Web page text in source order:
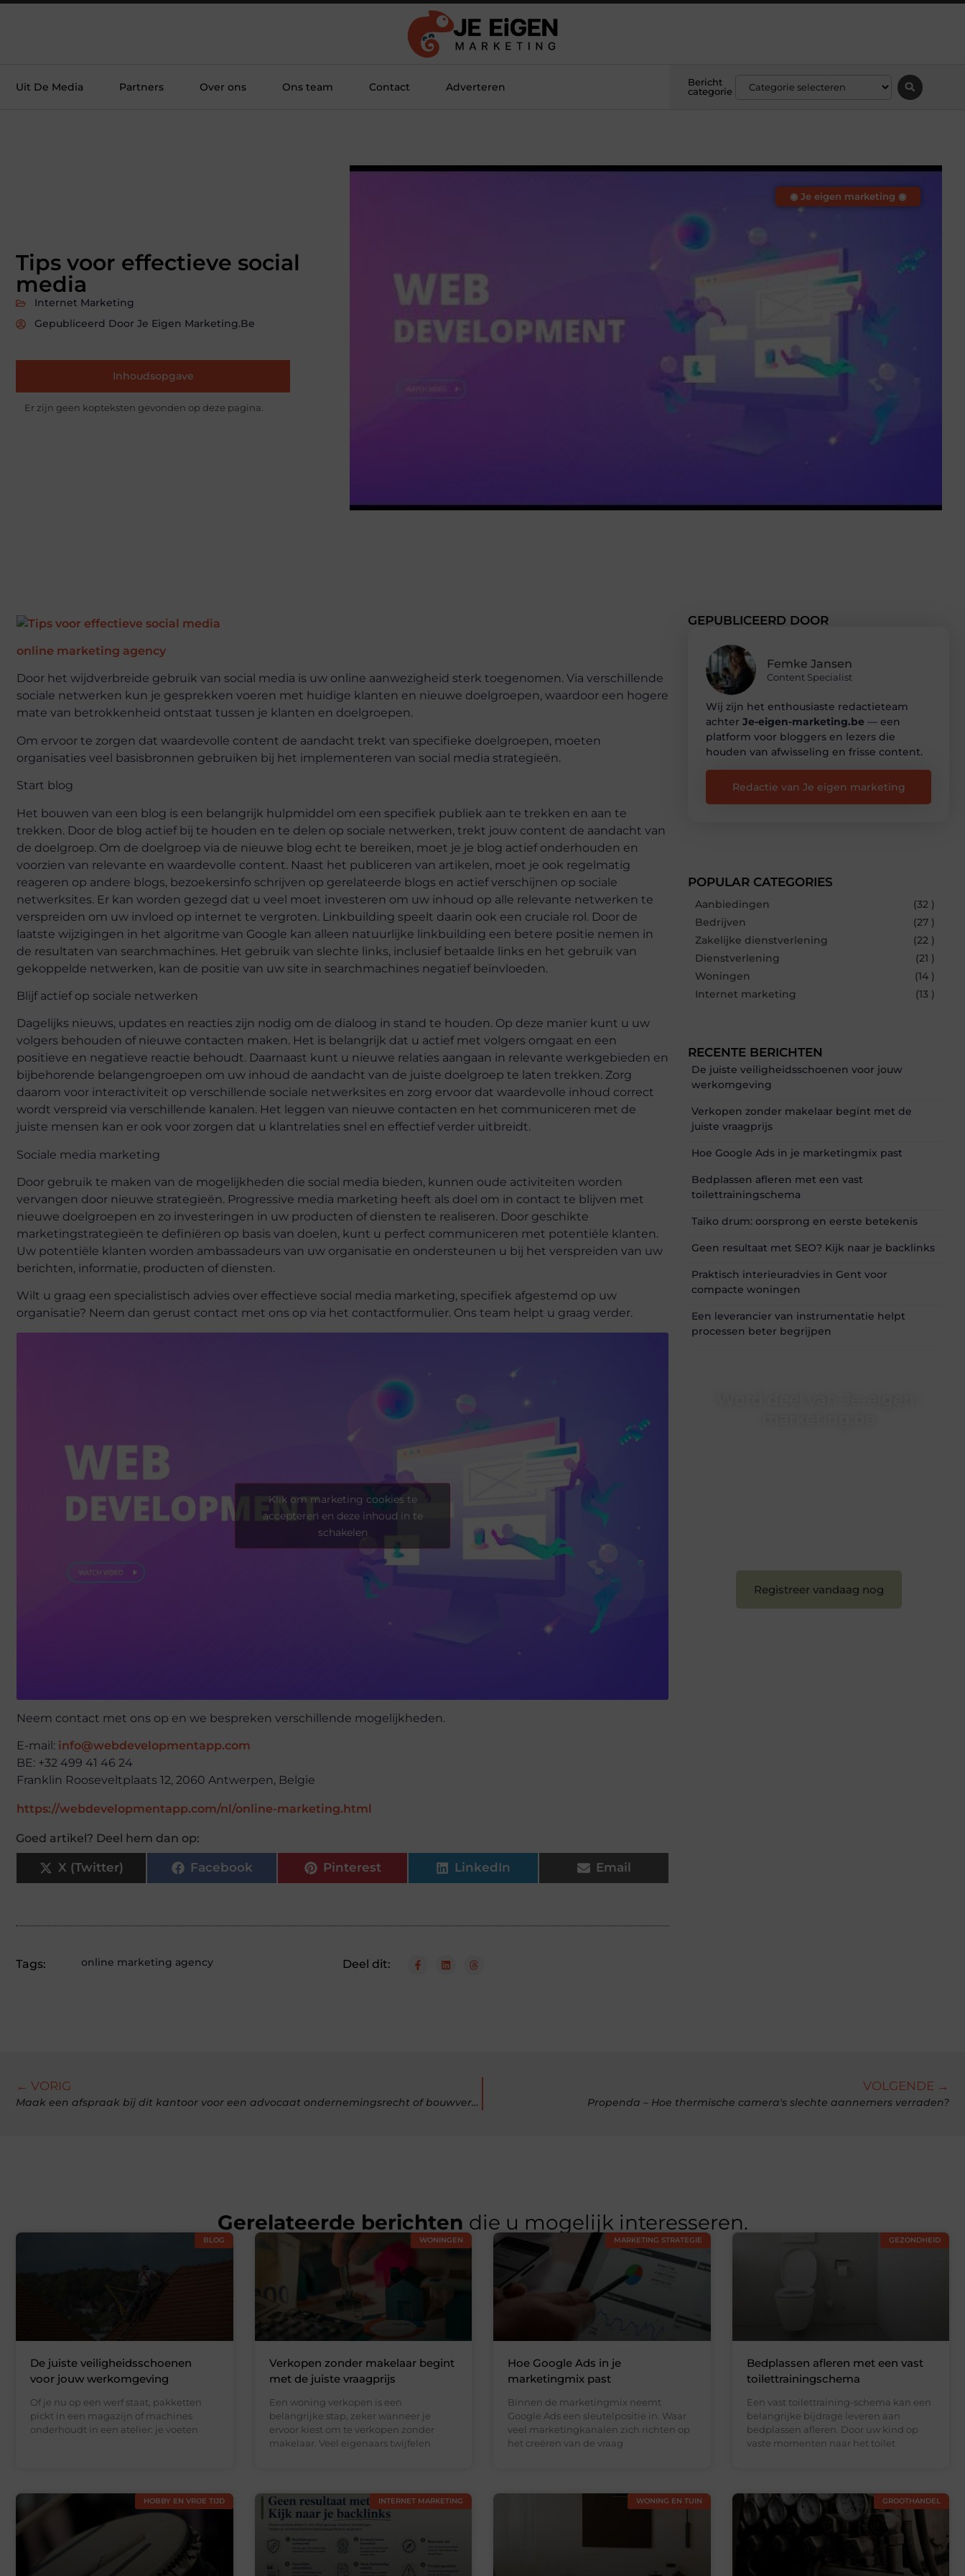
Uit De Media Partners Over ons Ons team Contact Adverteren
Bericht
categorie
Tips voor effectieve social
media
Internet Marketing
Gepubliceerd Door Je Eigen Marketing.be
Inhoudsopgave
Er zijn geen kopteksten gevonden op deze pagina.
◉ Je eigen marketing ◉
online marketing agency
Door het wijdverbreide gebruik van social media is uw online aanwezigheid sterk toegenomen. Via verschillende
sociale netwerken kun je gesprekken voeren met huidige klanten en nieuwe doelgroepen, waardoor een hogere
mate van betrokkenheid ontstaat tussen je klanten en doelgroepen.
Om ervoor te zorgen dat waardevolle content de aandacht trekt van specifieke doelgroepen, moeten
organisaties veel basisbronnen gebruiken bij het implementeren van social media strategieën.
Start blog
Het bouwen van een blog is een belangrijk hulpmiddel om een ​​specifiek publiek aan te trekken en aan te
trekken. Door de blog actief bij te houden en te delen op sociale netwerken, trekt jouw content de aandacht van
de doelgroep. Om de doelgroep via de nieuwe blog echt te bereiken, moet je je blog actief onderhouden en
voorzien van relevante en waardevolle content. Naast het publiceren van artikelen, moet je ook regelmatig
reageren op andere blogs, bezoekersinfo schrijven op gerelateerde blogs en actief verschijnen op sociale
netwerksites. Er kan worden gezegd dat u veel moet investeren om uw inhoud op alle relevante netwerken te
verspreiden om uw invloed op internet te vergroten. Linkbuilding speelt daarin ook een cruciale rol. Door de
laatste wijzigingen in het algoritme van Google kan alleen natuurlijke linkbuilding een betere positie nemen in
de resultaten van searchmachines. Het gebruik van slechte links, inclusief betaalde links en het gebruik van
gekoppelde netwerken, kan de positie van uw site in searchmachines negatief beïnvloeden.
Blijf actief op sociale netwerken
Dagelijks nieuws, updates en reacties zijn nodig om de dialoog in stand te houden. Op deze manier kunt u uw
volgers behouden of nieuwe contacten maken. Het is belangrijk dat u actief met volgers omgaat en een
positieve en negatieve reactie behoudt. Daarnaast kunt u nieuwe relaties aangaan in relevante werkgebieden en
bijbehorende belangengroepen om uw inhoud de aandacht van de juiste doelgroep te laten trekken. Zorg
daarom voor interactiviteit op verschillende sociale netwerksites en zorg ervoor dat waardevolle inhoud correct
wordt verspreid via verschillende kanalen. Het leggen van nieuwe contacten en het communiceren met de
juiste mensen kan er ook voor zorgen dat u klantrelaties snel en effectief verder uitbreidt.
Sociale media marketing
Door gebruik te maken van de mogelijkheden die social media bieden, kunnen oude activiteiten worden
vervangen door nieuwe strategieën. Progressive media marketing heeft als doel om in contact te blijven met
nieuwe doelgroepen en zo investeringen in uw producten of diensten te realiseren. Door geschikte
marketingstrategieën te definiëren op basis van doelen, kunt u perfect communiceren met potentiële klanten.
Uw potentiële klanten worden ambassadeurs van uw organisatie en ondersteunen u bij het verspreiden van uw
berichten, informatie, producten of diensten.
Wilt u graag een specialistisch advies over effectieve social media marketing, specifiek afgestemd op uw
organisatie? Neem dan gerust contact met ons op via het contactformulier. Ons team helpt u graag verder.
Klik om marketing cookies te
accepteren en deze inhoud in te
schakelen
Neem contact met ons op en we bespreken verschillende mogelijkheden.
E-mail: info@webdevelopmentapp.com
BE: +32 499 41 46 24
Franklin Rooseveltplaats 12, 2060 Antwerpen, Belgie
https://webdevelopmentapp.com/nl/online-marketing.html
Goed artikel? Deel hem dan op:
X (Twitter) Facebook Pinterest LinkedIn Email
Tags: online marketing agency Deel dit:
GEPUBLICEERD DOOR
Femke Jansen
Content Specialist
Wij zijn het enthousiaste redactieteam
achter Je-eigen-marketing.be — een
platform voor bloggers en lezers die
houden van afwisseling en frisse content.
Redactie van Je eigen marketing
POPULAR CATEGORIES
Aanbiedingen
(32 )
Bedrijven
(27 )
Zakelijke dienstverlening
(22 )
Dienstverlening
(21 )
Woningen
(14 )
Internet marketing
(13 )
RECENTE BERICHTEN
De juiste veiligheidsschoenen voor jouw
werkomgeving
Verkopen zonder makelaar begint met de
juiste vraagprijs
Hoe Google Ads in je marketingmix past
Bedplassen afleren met een vast
toilettrainingschema
Taiko drum: oorsprong en eerste betekenis
Geen resultaat met SEO? Kijk naar je backlinks
Praktisch interieuradvies in Gent voor
compacte woningen
Een leverancier van instrumentatie helpt
processen beter begrijpen
Registreer vandaag nog
← VORIG
Maak een afspraak bij dit kantoor voor een advocaat ondernemingsrecht of bouwverzekeringen
VOLGENDE →
Propenda – Hoe thermische camera's slechte aannemers verraden?
Gerelateerde berichten die u mogelijk interesseren.
BLOG
De juiste veiligheidsschoenen
voor jouw werkomgeving
Of je nu op een werf staat, pakketten
pickt in een magazijn of machines
onderhoudt in een atelier: je voeten
WONINGEN
Verkopen zonder makelaar begint
met de juiste vraagprijs
Een woning verkopen is een
belangrijke stap, zeker wanneer je
ervoor kiest om te verkopen zonder
makelaar. Veel eigenaars twijfelen
MARKETING STRATEGIE
Hoe Google Ads in je
marketingmix past
Binnen de marketingmix neemt
Google Ads een sleutelpositie in. Waar
veel marketingkanalen zich richten op
het creëren van de vraag
GEZONDHEID
Bedplassen afleren met een vast
toilettrainingschema
Een vast toilettraining-schema kan een
belangrijke bijdrage leveren aan
bedplassen afleren. Door uw kind op
vaste momenten naar het toilet
HOBBY EN VRIJE TIJD INTERNET MARKETING WONING EN TUIN GROOTHANDEL